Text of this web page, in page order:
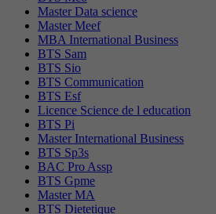
Master Data science
Master Meef
MBA International Business
BTS Sam
BTS Sio
BTS Communication
BTS Esf
Licence Science de l education
BTS Pi
Master International Business
BTS Sp3s
BAC Pro Assp
BTS Gpme
Master MA
BTS Dietetique